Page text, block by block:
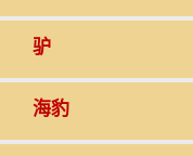
驴
海豹